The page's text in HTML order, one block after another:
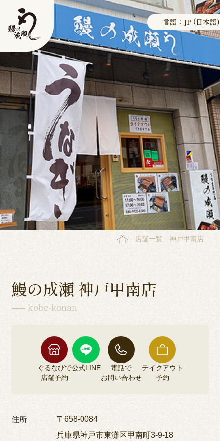
言語：JP (日本語)
店舗一覧 神戸甲南店
鰻の成瀬 神戸甲南店
kobe-konan
ぐるなびで
店舗予約
公式LINE
電話で
お問い合わせ
テイクアウト
予約
住所
〒658-0084
兵庫県神戸市東灘区甲南町3-9-18